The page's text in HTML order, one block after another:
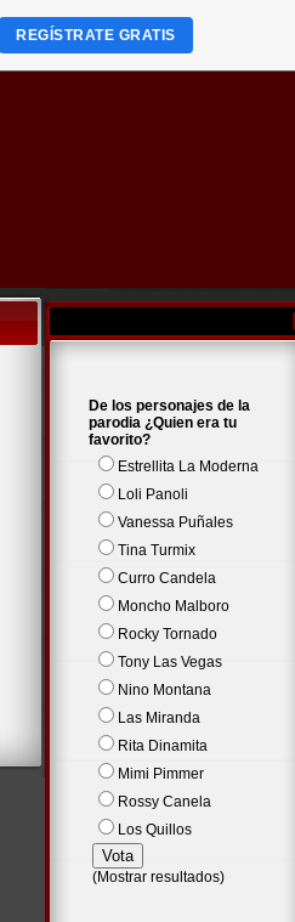
De los personajes de la
parodia ¿Quien era tu
favorito?
Estrellita La Moderna
Loli Panoli
Vanessa Puñales
Tina Turmix
Curro Candela
Moncho Malboro
Rocky Tornado
Tony Las Vegas
Nino Montana
Las Miranda
Rita Dinamita
Mimi Pimmer
Rossy Canela
Los Quillos
(Mostrar resultados)
REGÍSTRATE GRATIS